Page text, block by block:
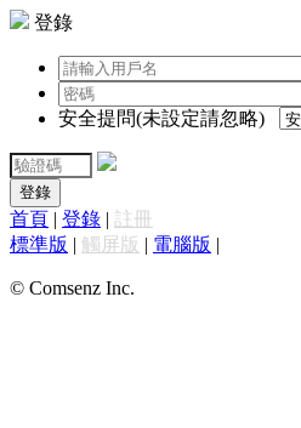
登錄
安全提問(未設定請忽略)
登錄
首頁 | 登錄 | 註冊
標準版 | 觸屏版 | 電腦版 |
© Comsenz Inc.